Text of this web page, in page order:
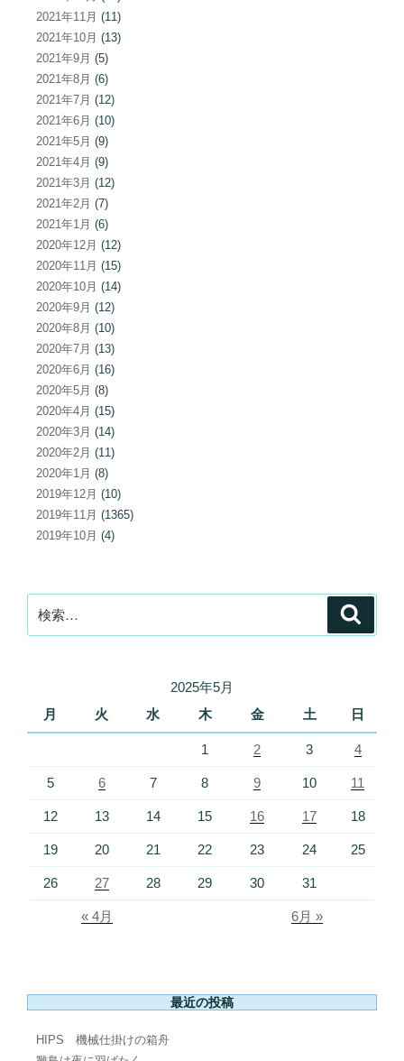
2021年11月 (11)
2021年10月 (13)
2021年9月 (5)
2021年8月 (6)
2021年7月 (12)
2021年6月 (10)
2021年5月 (9)
2021年4月 (9)
2021年3月 (12)
2021年2月 (7)
2021年1月 (6)
2020年12月 (12)
2020年11月 (15)
2020年10月 (14)
2020年9月 (12)
2020年8月 (10)
2020年7月 (13)
2020年6月 (16)
2020年5月 (8)
2020年4月 (15)
2020年3月 (14)
2020年2月 (11)
2020年1月 (8)
2019年12月 (10)
2019年11月 (1365)
2019年10月 (4)
索:
2025年5月
月
火 水 木 金 土 日
1 2 3 4
5 6 7 8 9 10 11
12 13 14 15 16 17 18
19 20 21 22 23 24 25
26 27 28 29 30 31
« 4月 6月 »
最近の投稿
HIPS 機械仕掛けの箱舟